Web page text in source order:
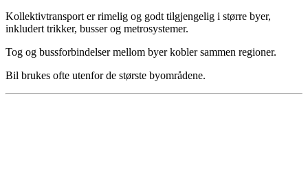
Kollektivtransport er rimelig og godt tilgjengelig i større byer,
inkludert trikker, busser og metrosystemer.
Tog og bussforbindelser mellom byer kobler sammen regioner.
Bil brukes ofte utenfor de største byområdene.